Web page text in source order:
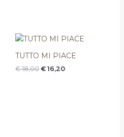
TUTTO MI PIACE
€18,00
Il
originale
era:
€ 18,00.
€ 16,20
Il
attuale
è:
€ 16,20.